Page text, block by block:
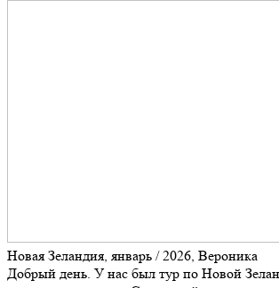
Новая Зеландия, январь / 2026, Вероника
Добрый день. У нас был тур по Новой